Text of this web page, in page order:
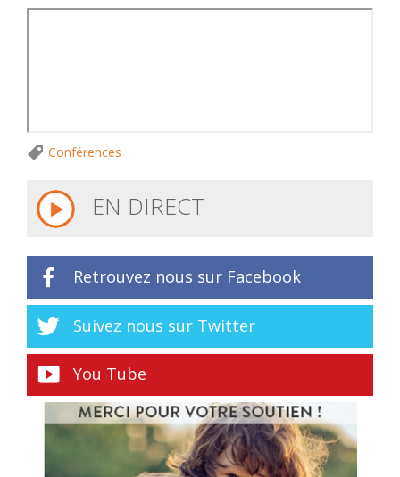
Conférences
EN DIRECT
Retrouvez nous sur Facebook
Suivez nous sur Twitter
You Tube